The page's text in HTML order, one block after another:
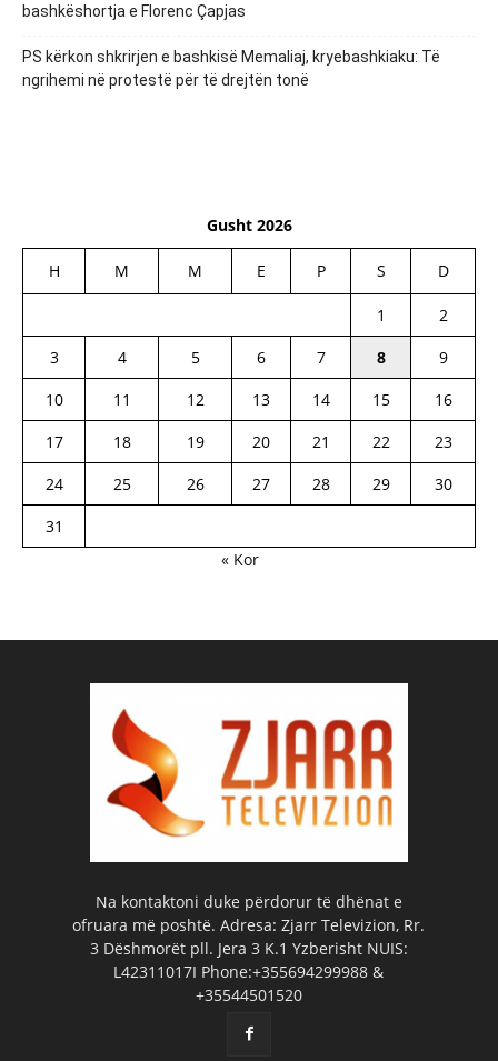
bashkëshortja e Florenc Çapjas
PS kërkon shkrirjen e bashkisë Memaliaj, kryebashkiaku: Të
ngrihemi në protestë për të drejtën tonë
Gusht 2026
H M M E P S D
1
2
3
4 5 6 7 8
9
10
11 12 13 14 15
16
17
18 19 20 21 22
23
24
25 26 27 28 29
30
31
« Kor
Na kontaktoni duke përdorur të dhënat e
ofruara më poshtë. Adresa: Zjarr Televizion, Rr.
3 Dëshmorët pll. Jera 3 K.1 Yzberisht NUIS:
L42311017I Phone:+355694299988 &
+35544501520